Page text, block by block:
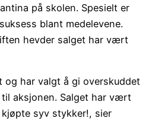
på skolen. Spesielt er
blant medelevene.
hevder salget har vært
og har valgt å gi overskuddet
aksjonen. Salget har vært
syv stykker!, sier